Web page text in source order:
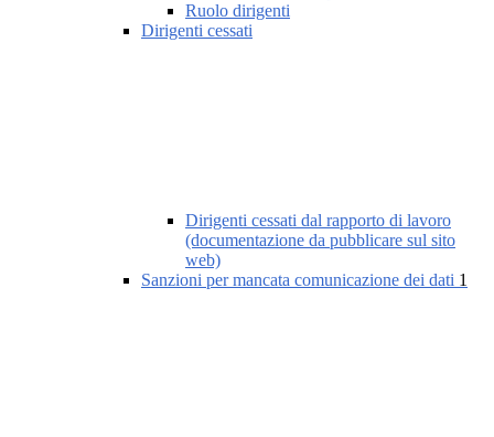
Ruolo dirigenti
Dirigenti cessati
Dirigenti cessati dal rapporto di lavoro
(documentazione da pubblicare sul sito
web)
Sanzioni per mancata comunicazione dei dati 1